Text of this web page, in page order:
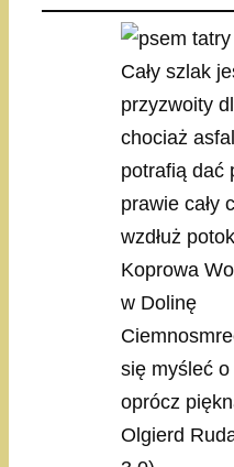
Cały szlak
przyzwoity
chociaż
potrafią dać
prawie cały
wzdłuż
Koprowa
w Dolinę
się myśleć
oprócz
Olgierd